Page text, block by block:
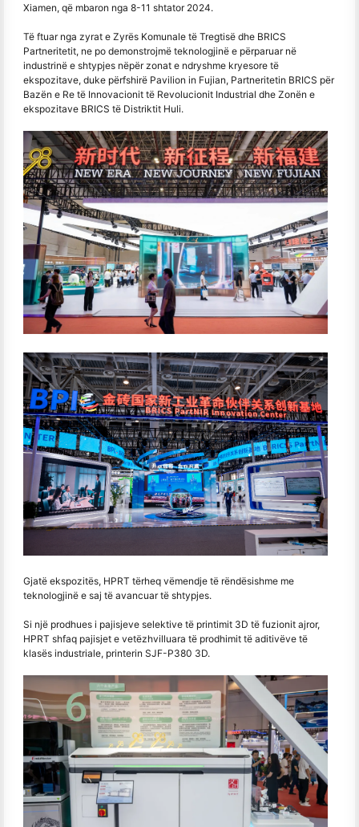
Xiamen, që mbaron nga 8-11 shtator 2024.
Të ftuar nga zyrat e Zyrës Komunale të Tregtisë dhe BRICS
Partneritetit, ne po demonstrojmë teknologjinë e përparuar në
industrinë e shtypjes nëpër zonat e ndryshme kryesore të
ekspozitave, duke përfshirë Pavilion in Fujian, Partneritetin BRICS për
Bazën e Re të Innovacionit të Revolucionit Industrial dhe Zonën e
ekspozitave BRICS të Distriktit Huli.
Gjatë ekspozitës, HPRT tërheq vëmendje të rëndësishme me
teknologjinë e saj të avancuar të shtypjes.
Si një prodhues i pajisjeve selektive të printimit 3D të fuzionit ajror,
HPRT shfaq pajisjet e vetëzhvilluara të prodhimit të aditivëve të
klasës industriale, printerin SJF-P380 3D.